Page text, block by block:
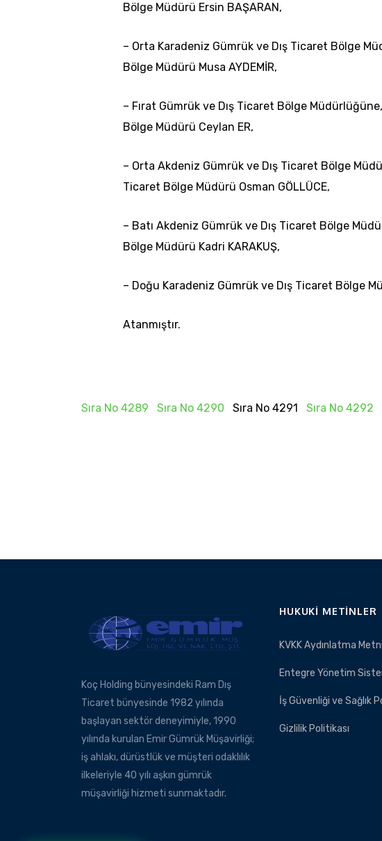
Bölge Müdürü Ersin BAŞARAN,
– Orta Karadeniz Gümrük ve Dış Ticaret Bölge
Bölge Müdürü Musa AYDEMİR,
– Fırat Gümrük ve Dış Ticaret Bölge
Bölge Müdürü Ceylan ER,
– Orta Akdeniz Gümrük ve Dış Ticaret Bölge
Ticaret Bölge Müdürü Osman GÖLLÜCE,
– Batı Akdeniz Gümrük ve Dış Ticaret Bölge
Bölge Müdürü Kadri KARAKUŞ,
– Doğu Karadeniz Gümrük ve Dış Ticaret Bölge
Atanmıştır.
Sıra No 4289 Sıra No 4290 Sıra No 4291 Sıra No 4292
Koç Holding bünyesindeki Ram Dış
Ticaret bünyesinde 1982 yılında
başlayan sektör deneyimiyle, 1990
yılında kurulan Emir Gümrük Müşavirliği;
iş ahlakı, dürüstlük ve müşteri odaklılık
ilkeleriyle 40 yılı aşkın gümrük
müşavirliği hizmeti sunmaktadır.
HUKUKI METINLER
KVKK Aydınlatma Metni
Entegre Yönetim
İş Güvenliği ve Sağlık
Gizlilik Politikası